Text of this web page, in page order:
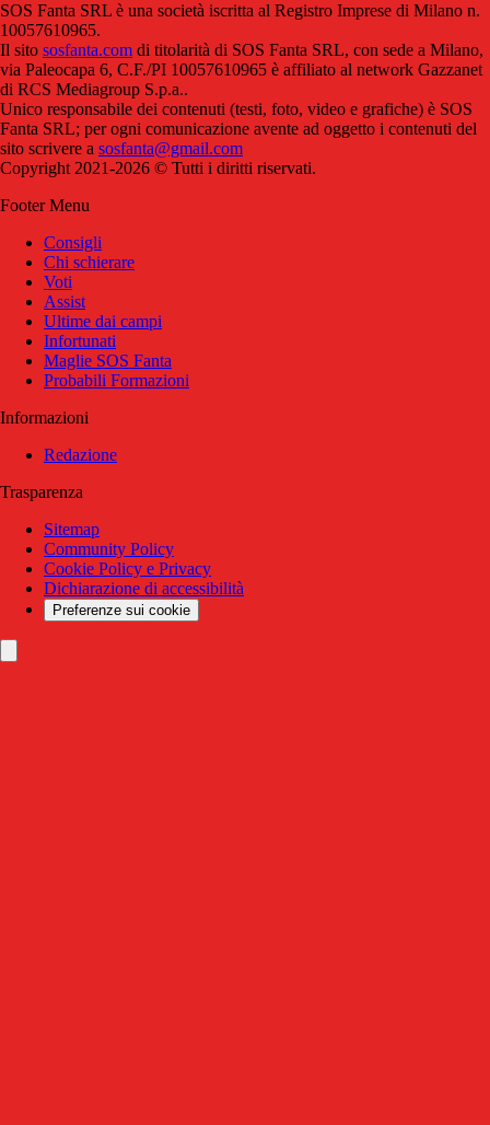
SOS Fanta SRL è una società iscritta al Registro Imprese di Milano n.
10057610965.
Il sito sosfanta.com di titolarità di SOS Fanta SRL, con sede a Milano,
via Paleocapa 6, C.F./PI 10057610965 è affiliato al network Gazzanet
di RCS Mediagroup S.p.a..
Unico responsabile dei contenuti (testi, foto, video e grafiche) è SOS
Fanta SRL; per ogni comunicazione avente ad oggetto i contenuti del
sito scrivere a sosfanta@gmail.com
Copyright 2021-2026 © Tutti i diritti riservati.
Footer Menu
Consigli
Chi schierare
Voti
Assist
Ultime dai campi
Infortunati
Maglie SOS Fanta
Probabili Formazioni
Informazioni
Redazione
Trasparenza
Sitemap
Community Policy
Cookie Policy e Privacy
Dichiarazione di accessibilità
Preferenze sui cookie